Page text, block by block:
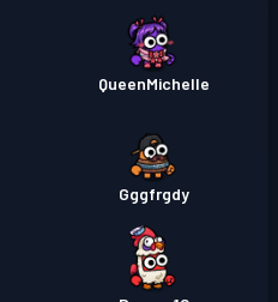
QueenMichelle
Gggfrgdy